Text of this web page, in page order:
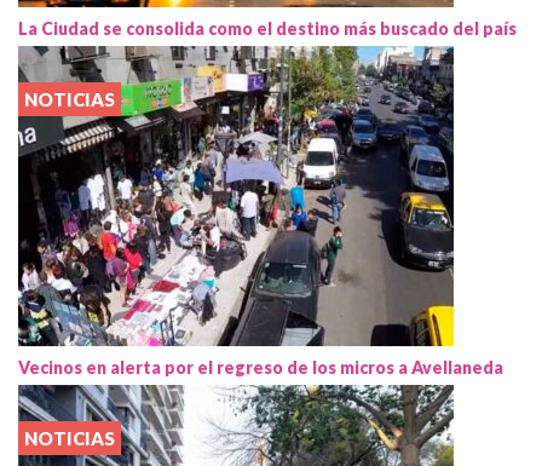
La Ciudad se consolida como el destino más buscado del país
NOTICIAS
Vecinos en alerta por el regreso de los micros a Avellaneda
NOTICIAS